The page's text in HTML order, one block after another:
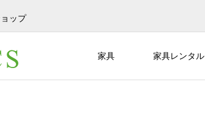
ップ
家具 家具レンタル